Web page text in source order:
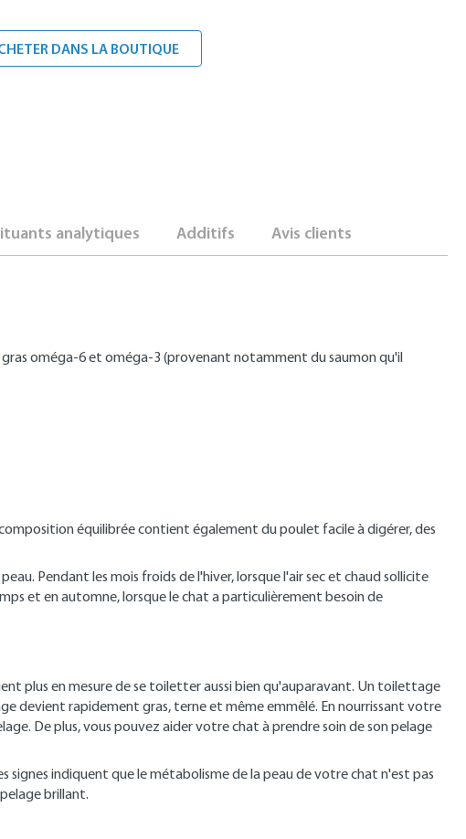
DANS LA BOUTIQUE
analytiques Additifs Avis clients
gras oméga-6 et oméga-3 (provenant notamment du saumon qu'il
équilibrée contient également du poulet facile à digérer, des
Pendant les mois froids de l'hiver, lorsque l'air sec et chaud sollicite
et en automne, lorsque le chat a particulièrement besoin de
plus en mesure de se toiletter aussi bien qu'auparavant. Un toilettage
devient rapidement gras, terne et même emmêlé. En nourrissant votre
De plus, vous pouvez aider votre chat à prendre soin de son pelage
signes indiquent que le métabolisme de la peau de votre chat n'est pas
brillant.